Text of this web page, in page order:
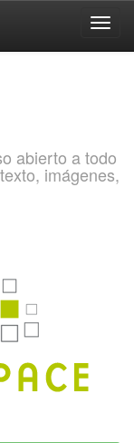
abierto a todo
imágenes,